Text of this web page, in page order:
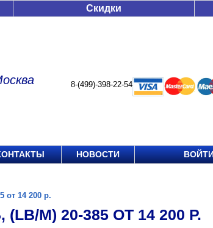
Скидки
8-(499)-398-22-54
НОВОСТИ
от 14 200 р.
M) 20-385 ОТ 14 200 Р.